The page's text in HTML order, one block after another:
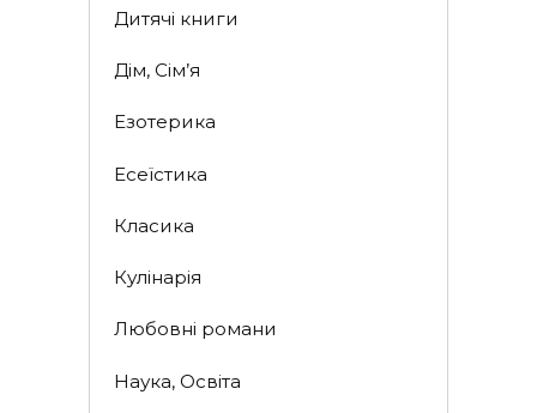
Дитячі книги
Дім, Сім’я
Езотерика
Есеїстика
Класика
Кулінарія
Любовні романи
Наука, Освіта